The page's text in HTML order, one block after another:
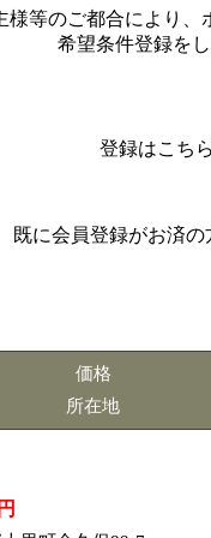
様等のご都合により
希望条件登録を
登録はこち
既に会員登録がお済
価格
所在地